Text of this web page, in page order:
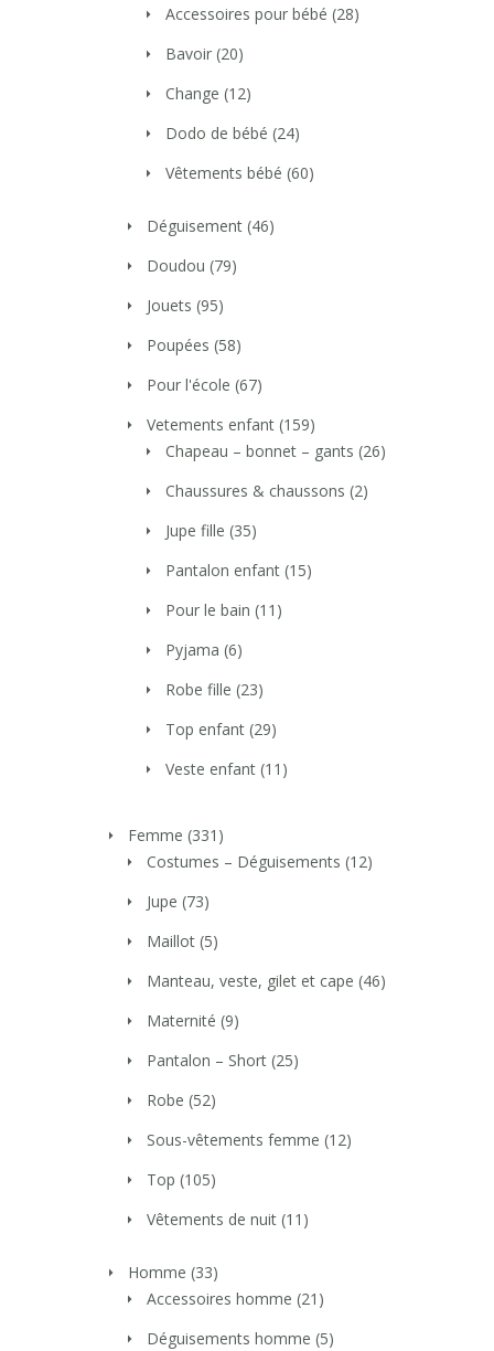
Accessoires pour bébé (28)
Bavoir (20)
Change (12)
Dodo de bébé (24)
Vêtements bébé (60)
Déguisement (46)
Doudou (79)
Jouets (95)
Poupées (58)
Pour l'école (67)
Vetements enfant (159)
Chapeau – bonnet – gants (26)
Chaussures & chaussons (2)
Jupe fille (35)
Pantalon enfant (15)
Pour le bain (11)
Pyjama (6)
Robe fille (23)
Top enfant (29)
Veste enfant (11)
Femme (331)
Costumes – Déguisements (12)
Jupe (73)
Maillot (5)
Manteau, veste, gilet et cape (46)
Maternité (9)
Pantalon – Short (25)
Robe (52)
Sous-vêtements femme (12)
Top (105)
Vêtements de nuit (11)
Homme (33)
Accessoires homme (21)
Déguisements homme (5)